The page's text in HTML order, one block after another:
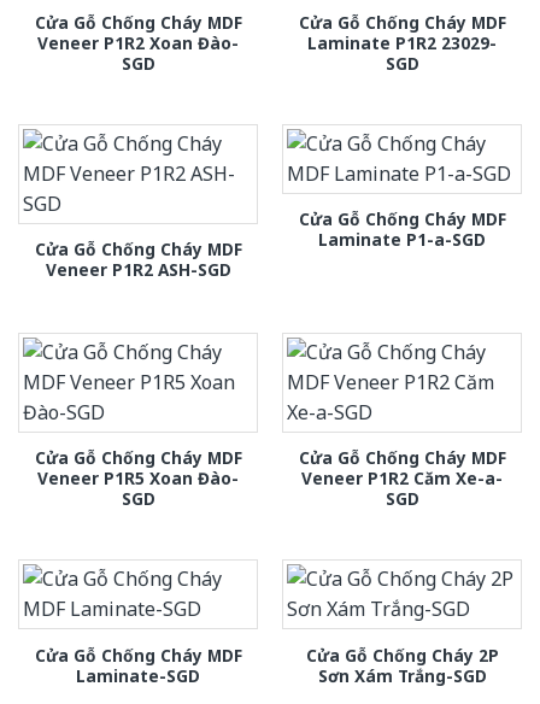
Cửa Gỗ Chống Cháy MDF
Veneer P1R2 Xoan Đào-
SGD
Cửa Gỗ Chống Cháy MDF
Laminate P1R2 23029-
SGD
Cửa Gỗ Chống Cháy MDF
Veneer P1R2 ASH-SGD
Cửa Gỗ Chống Cháy MDF
Laminate P1-a-SGD
Cửa Gỗ Chống Cháy MDF
Veneer P1R5 Xoan Đào-
SGD
Cửa Gỗ Chống Cháy MDF
Veneer P1R2 Căm Xe-a-
SGD
Cửa Gỗ Chống Cháy MDF
Laminate-SGD
Cửa Gỗ Chống Cháy 2P
Sơn Xám Trắng-SGD